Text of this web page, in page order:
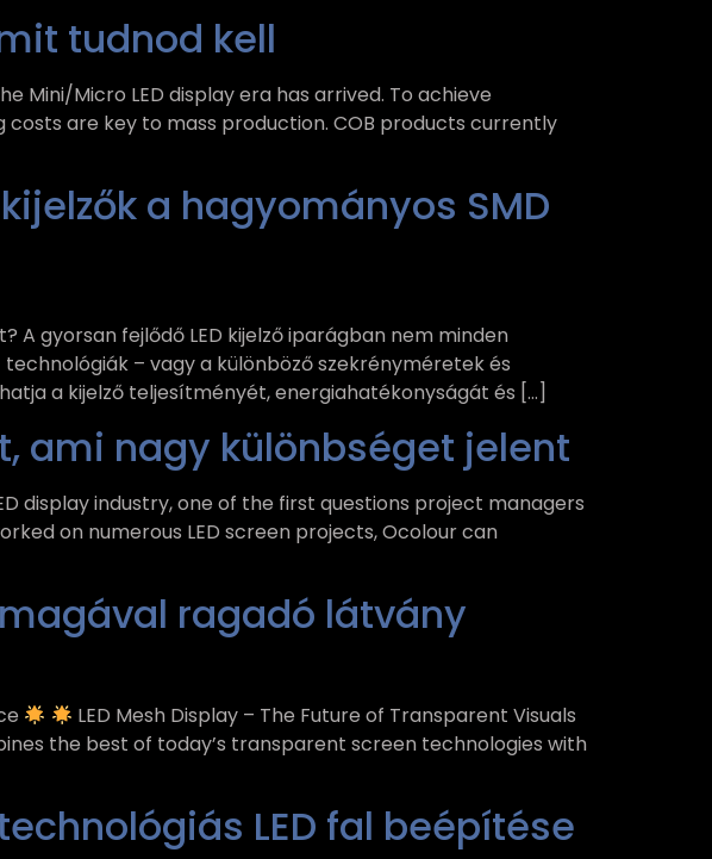
tudnod kell
Mini/Micro LED display era has arrived. To achieve
are key to mass production. COB products currently
a hagyományos SMD
A gyorsan fejlődő LED kijelző iparágban nem minden
– vagy a különböző szekrényméretek és
a kijelző teljesítményét, energiahatékonyságát és […]
ami nagy különbséget jelent
display industry, one of the first questions project managers
on numerous LED screen projects, Ocolour can
ragadó látvány
LED Mesh Display – The Future of Transparent Visuals
the best of today’s transparent screen technologies with
LED fal beépítése